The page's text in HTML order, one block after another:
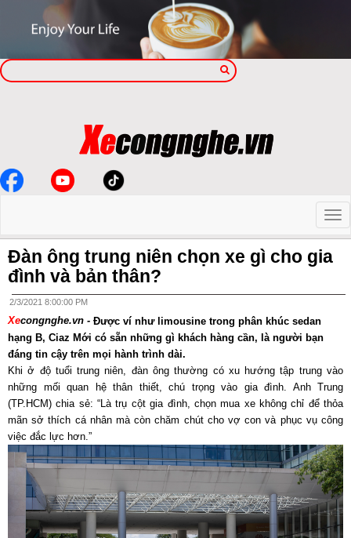
Đàn ông trung niên chọn xe gì cho gia
đình và bản thân?
2/3/2021 8:00:00 PM
Xecongnghe.vn - Được ví như limousine trong phân khúc sedan
hạng B, Ciaz Mới có sẵn những gì khách hàng cần, là người bạn
đáng tin cậy trên mọi hành trình dài.
Khi ở độ tuổi trung niên, đàn ông thường có xu hướng tập trung vào
những mối quan hệ thân thiết, chú trọng vào gia đình. Anh Trung
(TP.HCM) chia sẻ: “Là trụ cột gia đình, chọn mua xe không chỉ để thỏa
mãn sở thích cá nhân mà còn chăm chút cho vợ con và phục vụ công
việc đắc lực hơn.”